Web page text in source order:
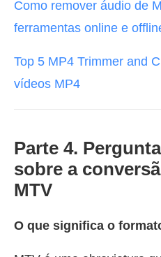
Como remover áudio de
ferramentas online e
Top 5 MP4 Trimmer and
vídeos MP4
Parte 4.
sobre a
MTV
O que significa o